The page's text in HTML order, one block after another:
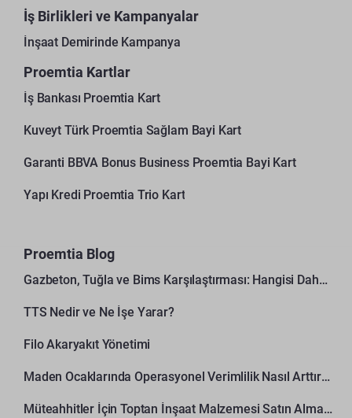
İş Birlikleri ve Kampanyalar
İnşaat Demirinde Kampanya
Proemtia Kartlar
İş Bankası Proemtia Kart
Kuveyt Türk Proemtia Sağlam Bayi Kart
Garanti BBVA Bonus Business Proemtia Bayi Kart
Yapı Kredi Proemtia Trio Kart
Proemtia Blog
Gazbeton, Tuğla ve Bims Karşılaştırması: Hangisi Daha Avantajlı?
TTS Nedir ve Ne İşe Yarar?
Filo Akaryakıt Yönetimi
Maden Ocaklarında Operasyonel Verimlilik Nasıl Arttırılır?
Müteahhitler İçin Toptan İnşaat Malzemesi Satın Alma Rehberi